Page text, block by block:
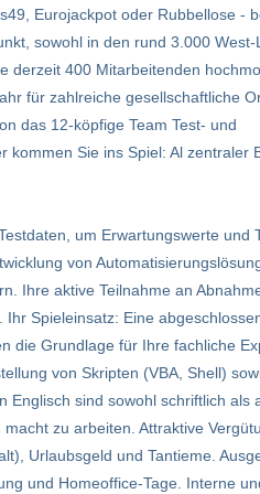
Eurojackpot oder Rubbellose -
sowohl in den rund 3.000 West-
derzeit 400 Mitarbeitenden
für zahlreiche gesell­schaftliche
das 12-köpfige Team Test- und
kommen Sie ins Spiel: Al zentraler
um Erwartungswerte und
von
Ihre aktive Teilnahme an
Spieleinsatz: Eine
die Grundlage für Ihre fachliche
von Skripten (VBA, Shell)
sind sowohl schriftlich als
zu arbeiten. Attraktive
Urlaubsgeld und Tantieme.
und Homeoffice-Tage. Interne